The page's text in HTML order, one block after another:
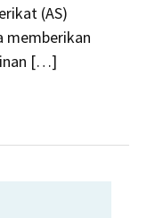
(AS)
memberikan
[…]